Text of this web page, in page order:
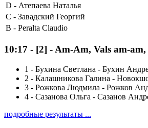
D - Атепаева Наталья
C - Завадский Георгий
B - Peralta Claudio
10:17 - [2] - Am-Am, Vals am-
1 - Бухина Светлана - Бухин
2 - Калашникова Галина -
3 - Рожкова Людмила - Рожков
4 - Сазанова Ольга - Сазанов
подробные результаты ...